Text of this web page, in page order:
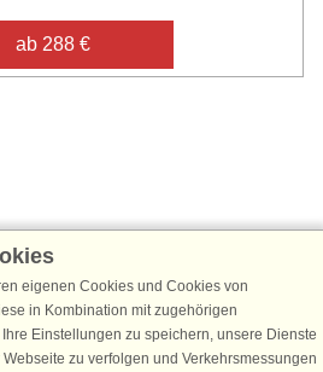
ab 288 €
Ferienhaus-Fans an
von 25 € für Ihren nächsten
sich einfach für den DanCenter Newsletter
Angebote, Gewinnspiele und
eigenen Cookies und Cookies von
in Kombination mit zugehörigen
Einstellungen zu speichern, unsere Dienste
zu verfolgen und Verkehrsmessungen